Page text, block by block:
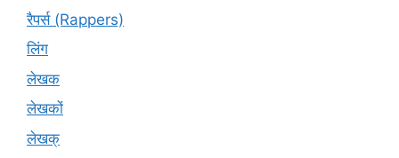
रैपर्स (Rappers)
लिंग
लेखक
लेखकों
लेखक्